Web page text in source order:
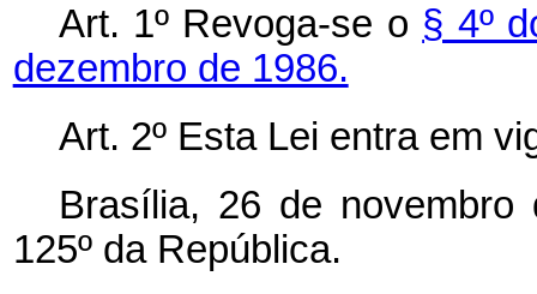
Art. 1º Revoga-se o § 4º
dezembro de 1986.
Art. 2º Esta Lei entra em
Brasília, 26 de novembro
125º da República.